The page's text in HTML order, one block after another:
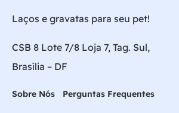
Laços e gravatas para seu pet!
CSB 8 Lote 7/8 Loja 7, Tag. Sul,
Brasília – DF
Sobre Nós Perguntas Frequentes